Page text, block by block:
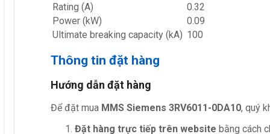
Rating (A)
0.32
Power (kW)
0.09
Ultimate breaking capacity (kA) 100
Thông tin đặt hàng
Hướng dẫn đặt hàng
Để đặt mua MMS Siemens 3RV6011-0DA10, quý
Đặt hàng trực tiếp trên website bằng cách